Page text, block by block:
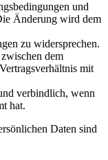
und
Änderung wird dem
zu widersprechen.
dem
mit
verbindlich, wenn
hat.
Daten sind